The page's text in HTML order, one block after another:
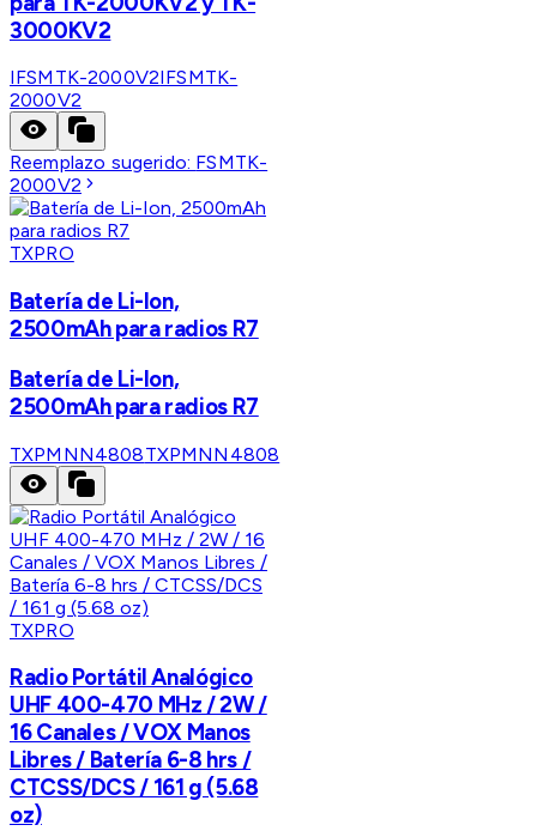
3000KV2
IFSMTK-2000V2IFSMTK-
2000V2
Reemplazo sugerido: FSMTK-
2000V2
TXPRO
Batería de Li-Ion,
2500mAh para radios R7
Batería de Li-Ion,
2500mAh para radios R7
TXPMNN4808TXPMNN4808
TXPRO
Radio Portátil Analógico
UHF 400-470 MHz / 2W /
16 Canales / VOX Manos
Libres / Batería 6-8 hrs /
CTCSS/DCS / 161 g (5.68
oz)